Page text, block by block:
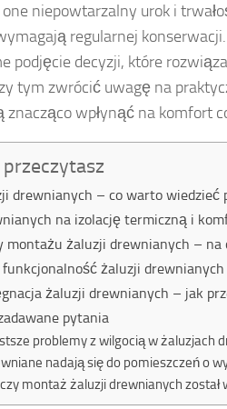
niepowtarzalny urok i
regularnej
podjęcie decyzji, które
tym zwrócić uwagę na
wpłynąć na komfort
drewnianych – co warto wiedzieć
na izolację termiczną i
montażu żaluzji drewnianych – na
funkcjonalność żaluzji
żaluzji drewnianych – jak
pytania
problemy z wilgocią w żaluzjach
nadają się do pomieszczeń o
montaż żaluzji drewnianych został